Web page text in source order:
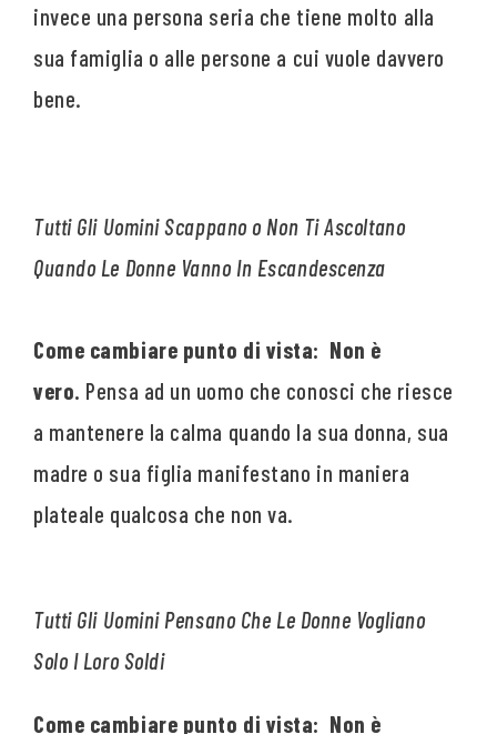
invece una persona seria che tiene molto alla
sua famiglia o alle persone a cui vuole davvero
bene.
Tutti Gli Uomini Scappano o Non Ti Ascoltano
Quando Le Donne Vanno In Escandescenza
Come cambiare punto di vista: Non è
vero. Pensa ad un uomo che conosci che riesce
a mantenere la calma quando la sua donna, sua
madre o sua figlia manifestano in maniera
plateale qualcosa che non va.
Tutti Gli Uomini Pensano Che Le Donne Vogliano
Solo I Loro Soldi
Come cambiare punto di vista: Non è